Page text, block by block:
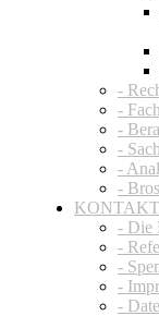
-
-
-
-
-
-
KONTAKT
- Die
-
-
-
-